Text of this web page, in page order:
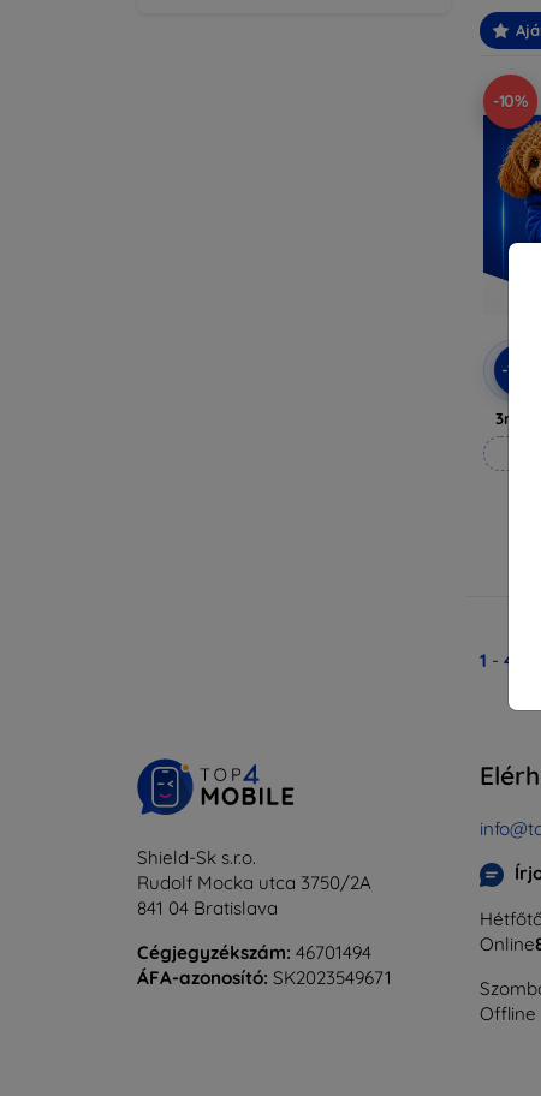
-10%
-10%
3mk
1 - 4
Shield-Sk s.r.o.
Rudolf Mocka utca 3750/2A
841 04 Bratislava
Cégjegyzékszám: 46701494
ÁFA-azonosító: SK2023549671
Online
Offline